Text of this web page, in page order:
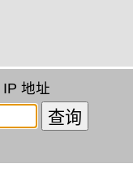
地址